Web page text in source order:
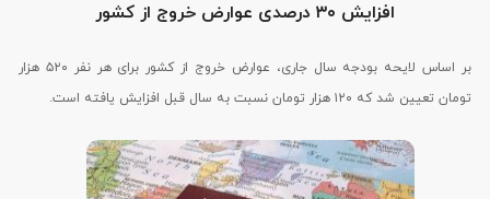
افزایش ۳۰ درصدی عوارض خروج از کشور
بر اساس لایحه بودجه سال جاری، عوارض خروج از کشور برای هر نفر ۵۲۰ هزار
تومان تعیین شد که ۱۲۰ هزار تومان نسبت به سال قبل افزایش یافته است.